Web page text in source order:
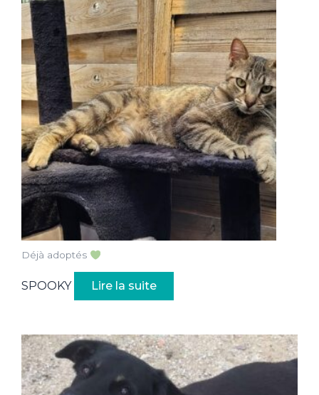
Déjà adoptés
SPOOKY Lire la suite